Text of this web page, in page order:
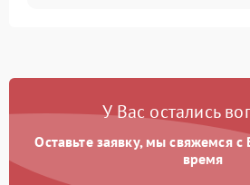
Постоянные сбои в работе 1500 ₽
У Вас остались
Оставьте заявку, мы свяжемся
время